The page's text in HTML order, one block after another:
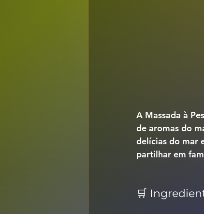
A Massada à
de aromas do
delícias do mar
partilhar em
🛒